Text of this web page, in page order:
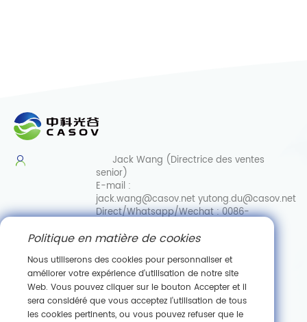
Jack Wang (Directrice des ventes
senior)
E-mail :
jack.wang@casov.netyutong.du@casov.net
Direct/Whatsapp/Wechat :0086-
info@casovbio.net
Direct/Whatsapp/Wechat :0086-
15307143249
Politique en matière de cookies
Nous utiliserons des cookies pour personnaliser et
améliorer votre expérience d'utilisation de notre site
Web. Vous pouvez cliquer sur le bouton Accepter et il
sera considéré que vous acceptez l'utilisation de tous
les cookies pertinents, ou vous pouvez refuser que le